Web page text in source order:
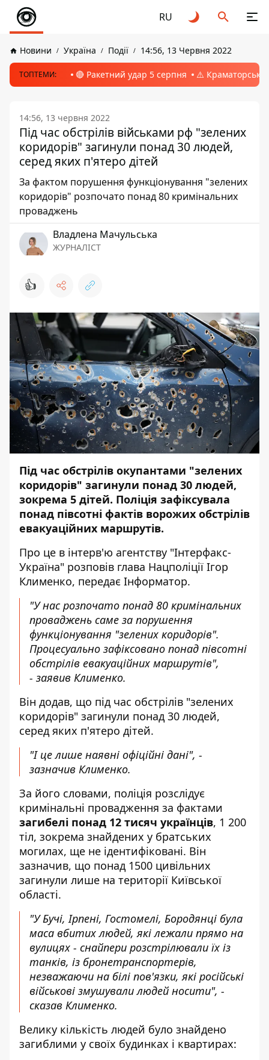
RU
Новини Україна Події 14:56, 13 Червня 2022
ТОПТЕМИ: 🔴 Ракетний удар 5 серпня ⚠️ Краматорськ,
14:56, 13 червня 2022
Під час обстрілів військами рф "зелених
коридорів" загинули понад 30 людей,
серед яких п'ятеро дітей
За фактом порушення функціонування "зелених
коридорів" розпочато понад 80 кримінальних
проваджень
Владлена Мачульська
ЖУРНАЛІСТ
👍
Під час обстрілів окупантами "зелених
коридорів" загинули понад 30 людей,
зокрема 5 дітей. Поліція зафіксувала
понад півсотні фактів ворожих обстрілів
евакуаційних маршрутів.
Про це в інтерв'ю агентству "Інтерфакс-
Україна" розповів глава Нацполіції Ігор
Клименко, передає Інформатор.
"У нас розпочато понад 80 кримінальних
проваджень саме за порушення
функціонування "зелених коридорів".
Процесуально зафіксовано понад півсотні
обстрілів евакуаційних маршрутів",
- заявив Клименко.
Він додав, що під час обстрілів "зелених
коридорів" загинули понад 30 людей,
серед яких п'ятеро дітей.
"І це лише наявні офіційні дані", -
зазначив Клименко.
За його словами, поліція розслідує
кримінальні провадження за фактами
загибелі понад 12 тисяч українців, 1 200
тіл, зокрема знайдених у братських
могилах, ще не ідентифіковані. Він
зазначив, що понад 1500 цивільних
загинули лише на території Київської
області.
"У Бучі, Ірпені, Гостомелі, Бородянці була
маса вбитих людей, які лежали прямо на
вулицях - снайпери розстрілювали їх із
танків, із бронетранспортерів,
незважаючи на білі пов'язки, які російські
військові змушували людей носити", -
сказав Клименко.
Велику кількість людей було знайдено
загиблими у своїх будинках і квартирах: